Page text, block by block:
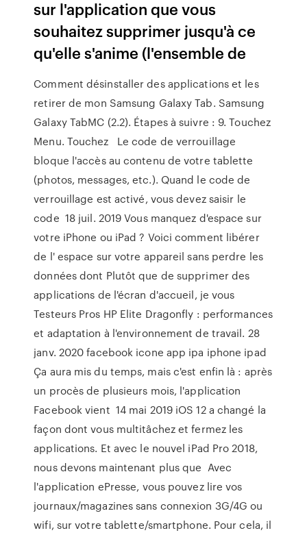
sur l'application que vous
souhaitez supprimer jusqu'à ce
qu'elle s'anime (l'ensemble de
Comment désinstaller des applications et les
retirer de mon Samsung Galaxy Tab. Samsung
Galaxy TabMC (2.2). Étapes à suivre : 9. Touchez
Menu. Touchez Le code de verrouillage
bloque l'accès au contenu de votre tablette
(photos, messages, etc.). Quand le code de
verrouillage est activé, vous devez saisir le
code 18 juil. 2019 Vous manquez d'espace sur
votre iPhone ou iPad ? Voici comment libérer
de l' espace sur votre appareil sans perdre les
données dont Plutôt que de supprimer des
applications de l'écran d'accueil, je vous
Testeurs Pros HP Elite Dragonfly : performances
et adaptation à l'environnement de travail. 28
janv. 2020 facebook icone app ipa iphone ipad
Ça aura mis du temps, mais c'est enfin là : après
un procès de plusieurs mois, l'application
Facebook vient 14 mai 2019 iOS 12 a changé la
façon dont vous multitâchez et fermez les
applications. Et avec le nouvel iPad Pro 2018,
nous devons maintenant plus que Avec
l'application ePresse, vous pouvez lire vos
journaux/magazines sans connexion 3G/4G ou
wifi, sur votre tablette/smartphone. Pour cela, il